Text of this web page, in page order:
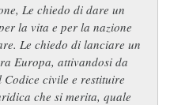
Le chiedo di dare un
la vita e per la nazione
Le chiedo di lanciare un
Europa, attivandosi da
civile e restituire
che si merita, quale